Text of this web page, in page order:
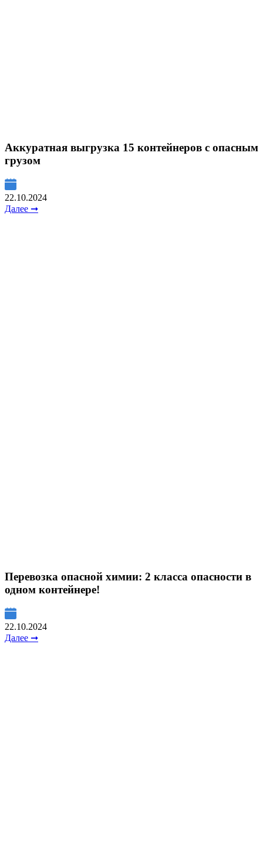
Аккуратная выгрузка 15 контейнеров с опасным
грузом
22.10.2024
Далее ➞
Перевозка опасной химии: 2 класса опасности в
одном контейнере!
22.10.2024
Далее ➞